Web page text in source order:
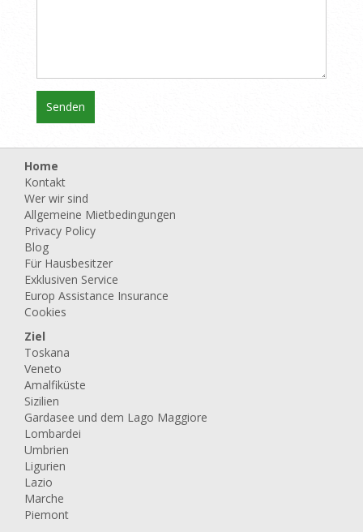
Home
Kontakt
Wer wir sind
Allgemeine Mietbedingungen
Privacy Policy
Blog
Für Hausbesitzer
Exklusiven Service
Europ Assistance Insurance
Cookies
Ziel
Toskana
Veneto
Amalfiküste
Sizilien
Gardasee und dem Lago Maggiore
Lombardei
Umbrien
Ligurien
Lazio
Marche
Piemont